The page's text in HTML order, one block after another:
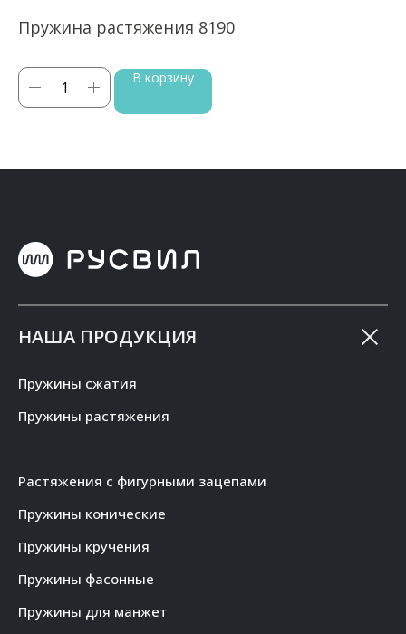
Пружина растяжения 8190
В корзину
НАША ПРОДУКЦИЯ
Пружины сжатия
Пружины растяжения
Растяжения с фигурными зацепами
Пружины конические
Пружины кручения
Пружины фасонные
Пружины для манжет